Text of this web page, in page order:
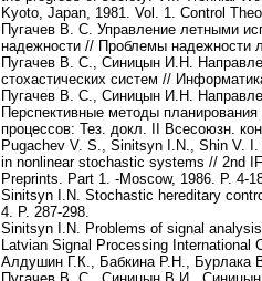
Kyoto, Japan, 1981. Vol. 1. Control
Пугачев В. С. Управление летными
надежности // Проблемы надежности
Пугачев В. С., Синицын И.Н.
стохастических систем //
Пугачев В. С., Синицын И.Н.
Перспективные методы
процессов: Тез. докл. II Всесоюзн.
Pugachev V. S., Sinitsyn I.N., Shin V.
in nonlinear stochastic systems // 2nd
Preprints. Part 1. -Moscow, 1986. P. 4-
Sinitsyn I.N. Stochastic hereditary
4. P. 287-298.
Sinitsyn I.N. Problems of signal
Latvian Signal Processing International
Алдушин Г.К., Бабкина Р.Н., Бурлака